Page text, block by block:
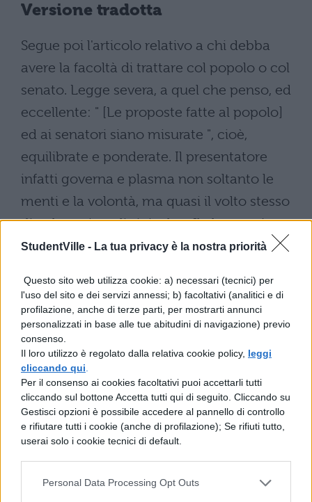
StudentVille - La tua privacy è la nostra priorità
Questo sito web utilizza cookie: a) necessari (tecnici) per
l'uso del sito e dei servizi annessi; b) facoltativi (analitici e di
profilazione, anche di terze parti, per mostrarti annunci
personalizzati in base alle tue abitudini di navigazione) previo
consenso.
Il loro utilizzo è regolato dalla relativa cookie policy, leggi
cliccando qui
Per il consenso ai cookies facoltativi puoi accettarli tutti
cliccando sul bottone Accetta tutti qui di seguito. Cliccando su
Gestisci opzioni è possibile accedere al pannello di controllo
e rifiutare tutti i cookie (anche di profilazione); Se rifiuti tutto,
userai solo i cookie tecnici di default.
Personal Data Processing Opt Outs
Versione tradotta
Segue poi l'articolo relativo a chi debba
avere la facoltà di trattare col popolo o col
senato. Legge severa, a quel che penso, ed
eccellente: " [Le proposte fatte al popolo]
ed ai senatori siano misurate ", cioè,
equilibrate e ponderate. Il presentatore
infatti governa e plasma non soltanto le
menti e la volontà, ma quasi il volto stesso
di coloro ai quali si rivolge. Il che non è
difficile tranne che in senato, poiché il
trasportare il proprio animo dall'oratore, ma
da voler capire tutto da se stesso. Per
questo esistono tre precetti: che
intervenga; infatti la discussione acquista in
serietà quando l'assemblea è al completo;
che parli quando è il suo turno, cioè
quando è interpellato; che non sia prolisso.
Infatti la concisione nell'esporre il proprio
del senatore, ma anche dell'oratore. Né ci si